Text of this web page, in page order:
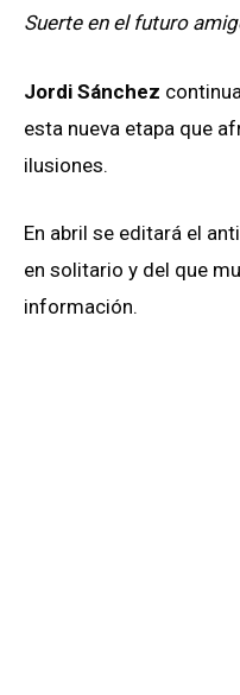
Suerte en el futuro
Jordi Sánchez
esta nueva etapa que
ilusiones.
En abril se editará el
en solitario y del que
información.